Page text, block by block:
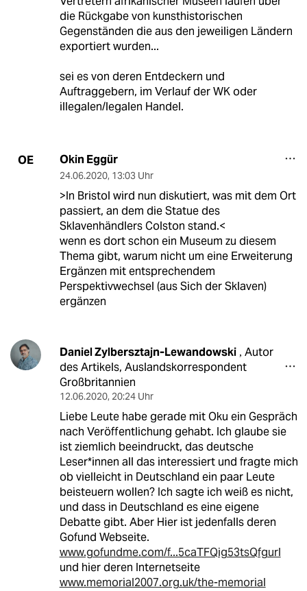
die Rückgabe von kunsthistorischen
Gegenständen die aus den jeweiligen Ländern
exportiert wurden...
sei es von deren Entdeckern und
Auftraggebern, im Verlauf der WK oder
illegalen/legalen Handel.
OE Okin Eggür
24.06.2020, 13:03 Uhr
>In Bristol wird nun diskutiert, was mit dem Ort
passiert, an dem die Statue des
Sklavenhändlers Colston stand.<
wenn es dort schon ein Museum zu diesem
Thema gibt, warum nicht um eine Erweiterung
Ergänzen mit entsprechendem
Perspektivwechsel (aus Sich der Sklaven)
ergänzen
Daniel Zylbersztajn-Lewandowski, Autor
des Artikels, Auslandskorrespondent
Großbritannien
12.06.2020, 20:24 Uhr
Liebe Leute habe gerade mit Oku ein Gespräch
nach Veröffentlichung gehabt. Ich glaube sie
ist ziemlich beeindruckt, das deutsche
Leser*innen all das interessiert und fragte mich
ob vielleicht in Deutschland ein paar Leute
beisteuern wollen? Ich sagte ich weiß es nicht,
und dass in Deutschland es eine eigene
Debatte gibt. Aber Hier ist jedenfalls deren
Gofund Webseite.
www.gofundme.com/f...5caTFQig53tsQfgurl
und hier deren Internetseite
www.memorial2007.org.uk/the-memorial